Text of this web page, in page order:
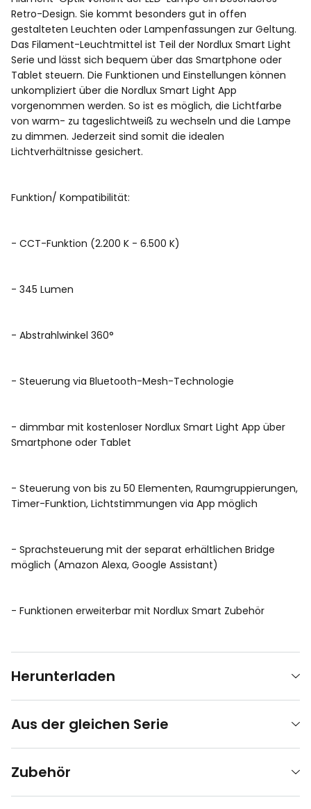
Retro-Design. Sie kommt besonders gut in offen
gestalteten Leuchten oder Lampenfassungen zur Geltung.
Das Filament-Leuchtmittel ist Teil der Nordlux Smart Light
Serie und lässt sich bequem über das Smartphone oder
Tablet steuern. Die Funktionen und Einstellungen können
unkompliziert über die Nordlux Smart Light App
vorgenommen werden. So ist es möglich, die Lichtfarbe
von warm- zu tageslichtweiß zu wechseln und die Lampe
zu dimmen. Jederzeit sind somit die idealen
Lichtverhältnisse gesichert.
Funktion/ Kompatibilität:
- CCT-Funktion (2.200 K - 6.500 K)
- 345 Lumen
- Abstrahlwinkel 360°
- Steuerung via Bluetooth-Mesh-Technologie
- dimmbar mit kostenloser Nordlux Smart Light App über
Smartphone oder Tablet
- Steuerung von bis zu 50 Elementen, Raumgruppierungen,
Timer-Funktion, Lichtstimmungen via App möglich
- Sprachsteuerung mit der separat erhältlichen Bridge
möglich (Amazon Alexa, Google Assistant)
- Funktionen erweiterbar mit Nordlux Smart Zubehör
Herunterladen
Aus der gleichen Serie
Zubehör